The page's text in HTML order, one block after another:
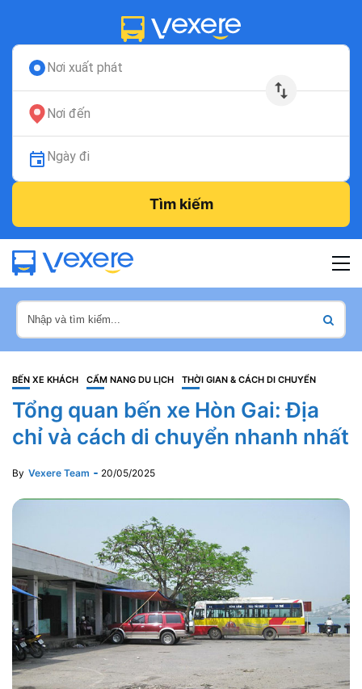
Nơi xuất phát
Nơi đến
Ngày đi
Tìm kiếm
BẾN XE KHÁCH CẨM NANG DU LỊCH THỜI GIAN & CÁCH DI CHUYỂN
Tổng quan bến xe Hòn Gai: Địa
chỉ và cách di chuyển nhanh nhất
By Vexere Team 20/05/2025